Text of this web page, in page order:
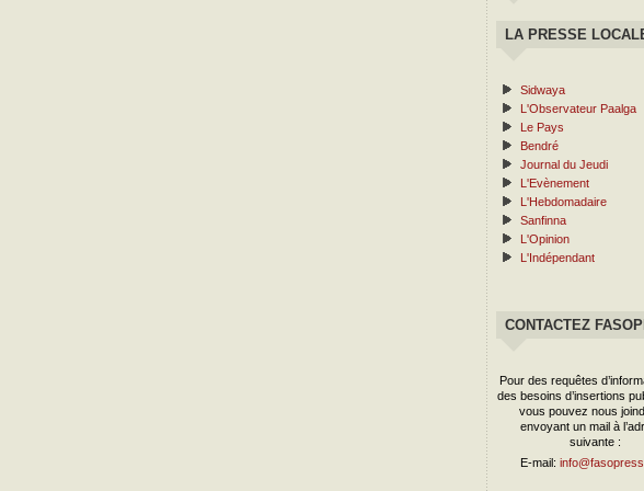
LA PRESSE
Sidwaya
L'Observateur Paalga
Le Pays
Bendré
Journal du Jeudi
L'Evènement
L'Hebdomadaire
Sanfinna
L'Opinion
L'Indépendant
CONTACTEZ
Pour des requêtes
des besoins d’insertions
vous pouvez nous
envoyant un mail à
suivante :
E-mail: